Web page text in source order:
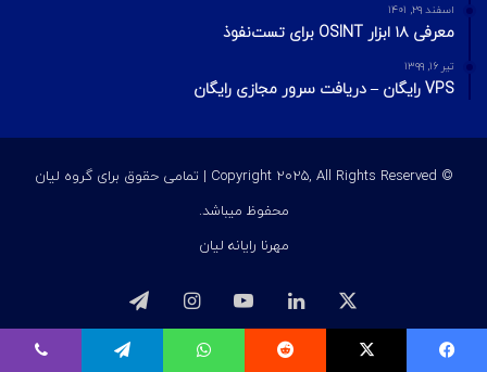
اسفند ۲۹, ۱۴۰۱
معرفی ۱۸ ابزار OSINT برای تست‌نفوذ
تیر ۱۶, ۱۳۹۹
VPS رایگان – دریافت سرور مجازی رایگان
© Copyright 2025, All Rights Reserved | تمامی حقوق برای گروه لیان
محفوظ میباشد.
مهرنا رایانه لیان
ایکس لینکداین یوتیوب اینستاگرام